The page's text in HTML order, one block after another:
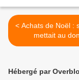
< Achats de Noël : si l'on se
mettait au
Hébergé par